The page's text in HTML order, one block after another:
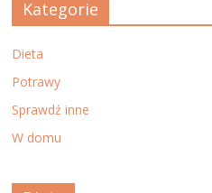
Kategorie
Dieta
Potrawy
Sprawdź inne
W domu